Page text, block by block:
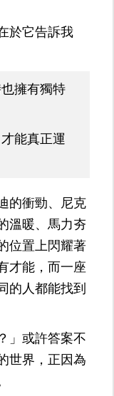
於它告訴我
擁有獨特
能真正運
的衝勁、尼克
溫暖、馬力夯
位置上閃耀著
才能，而一座
的人都能找到
」或許答案不
世界，正因為